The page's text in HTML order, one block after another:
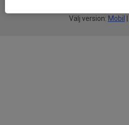
Välj version: Mobil